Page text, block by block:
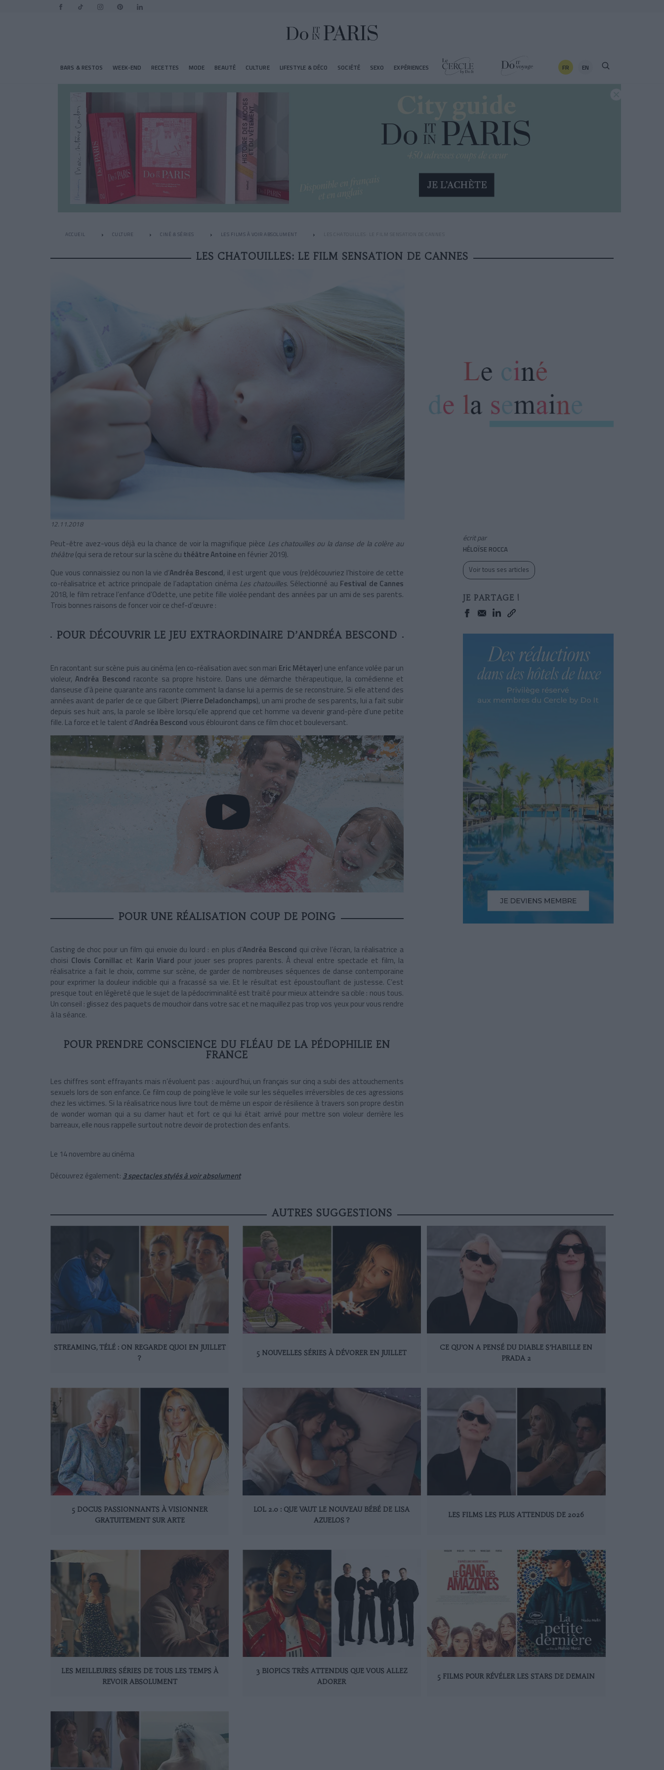
BARS & RESTOS WEEK-END RECETTES MODE BEAUTÉ CULTURE LIFESTYLE & DÉCO SOCIÉTÉ SEXO EXPÉRIENCES FR EN
ACCUEIL CULTURE CINÉ & SÉRIES LES FILMS À VOIR ABSOLUMENT LES CHATOUILLES: LE FILM SENSATION DE CANNES
LES CHATOUILLES: LE FILM SENSATION DE CANNES
12.11.2018
Peut-être avez-vous déjà eu la chance de voir la magnifique pièce Les chatouilles ou la danse de la colère au
théâtre(qui sera de retour sur la scène du théâtre Antoineen février 2019).
Que vous connaissiez ou non la vie d’Andréa Bescond, il est urgent que vous (re)découvriez l’histoire de cette
co-réalisatrice et actrice principale de l’adaptation cinéma Les chatouilles. Sélectionné au Festival de Cannes
2018, le film retrace l’enfance d’Odette, une petite fille violée pendant des années par un ami de ses parents.
Trois bonnes raisons de foncer voir ce chef-d’œuvre :
POUR DÉCOUVRIR LE JEU EXTRAORDINAIRE D’ANDRÉA BESCOND
En racontant sur scène puis au cinéma (en co-réalisation avec son mari Eric Métayer) une enfance volée par un
violeur,Andréa Bescond raconte sa propre histoire. Dans une démarche thérapeutique, la comédienne et
danseuse d’à peine quarante ans raconte comment la danse lui a permis de se reconstruire. Si elle attend des
années avant de parler de ce que Gilbert (Pierre Deladonchamps), un ami proche de ses parents, lui a fait subir
depuis ses huit ans, la parole se libère lorsqu’elle apprend que cet homme va devenir grand-père d’une petite
fille. La force et le talent d’Andréa Bescondvous éblouiront dans ce film choc et bouleversant.
POUR UNE RÉALISATION COUP DE POING
Casting de choc pour un film qui envoie du lourd : en plus d’Andréa Bescond qui crève l’écran, la réalisatrice a
choisi Clovis Cornillac et Karin Viard pour jouer ses propres parents. À cheval entre spectacle et film, la
réalisatrice a fait le choix, comme sur scène, de garder de nombreuses séquences de danse contemporaine
pour exprimer la douleur indicible qui a fracassé sa vie. Et le résultat est époustouflant de justesse. C’est
presque tout en légèreté que le sujet de la pédocriminalité est traité pour mieux atteindre sa cible : nous tous.
Un conseil : glissez des paquets de mouchoir dans votre sac et ne maquillez pas trop vos yeux pour vous rendre
à la séance.
POUR PRENDRE CONSCIENCE DU FLÉAU DE LA PÉDOPHILIE EN
FRANCE
Les chiffres sont effrayants mais n’évoluent pas : aujourd’hui, un français sur cinq a subi des attouchements
sexuels lors de son enfance. Ce film coup de poing lève le voile sur les séquelles irréversibles de ces agressions
chez les victimes. Si la réalisatrice nous livre tout de même un espoir de résilience à travers son propre destin
de wonder woman qui a su clamer haut et fort ce qui lui était arrivé pour mettre son violeur derrière les
barreaux, elle nous rappelle surtout notre devoir de protection des enfants.
Le 14 novembre au cinéma
Découvrez également: 3 spectacles stylés à voir absolument
écrit par
HÉLOÏSE ROCCA
Voir tous ses articles
JE PARTAGE !
AUTRES SUGGESTIONS
STREAMING, TÉLÉ : ON REGARDE QUOI EN JUILLET
?
5 NOUVELLES SÉRIES À DÉVORER EN JUILLET
CE QU’ON A PENSÉ DU DIABLE S’HABILLE EN
PRADA 2
5 DOCUS PASSIONNANTS À VISIONNER
GRATUITEMENT SUR ARTE
LOL 2.0 : QUE VAUT LE NOUVEAU BÉBÉ DE LISA
AZUELOS ?
LES FILMS LES PLUS ATTENDUS DE 2026
LES MEILLEURES SÉRIES DE TOUS LES TEMPS À
REVOIR ABSOLUMENT
3 BIOPICS TRÈS ATTENDUS QUE VOUS ALLEZ
ADORER
5 FILMS POUR RÉVÉLER LES STARS DE DEMAIN